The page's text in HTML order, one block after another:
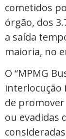
cometidos
órgão, dos
a saída
maioria, no
O “MPMG
de
ou evadidas